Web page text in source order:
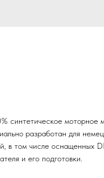
синтетическое моторное
разработан для
в том числе
и его подготовки.